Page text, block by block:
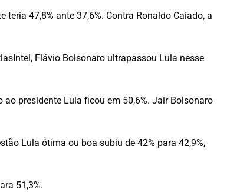
47,8% ante 37,6%. Contra Ronaldo Caiado, a
Flávio Bolsonaro ultrapassou Lula nesse
presidente Lula ficou em 50,6%. Jair Bolsonaro
Lula ótima ou boa subiu de 42% para 42,9%,
51,3%.